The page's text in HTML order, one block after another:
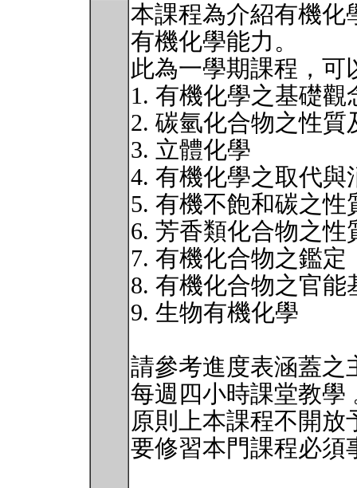
本課程為介紹有機化
有機化學能力。
此為一學期課程，可
1. 有機化學之基礎觀
2. 碳氫化合物之性質
3. 立體化學
4. 有機化學之取代與
5. 有機不飽和碳之性
6. 芳香類化合物之性
7. 有機化合物之鑑定
8. 有機化合物之官
9. 生物有機化學
請參考進度表涵蓋之
每週四小時課堂教學
原則上本課程不開
要修習本門課程必須